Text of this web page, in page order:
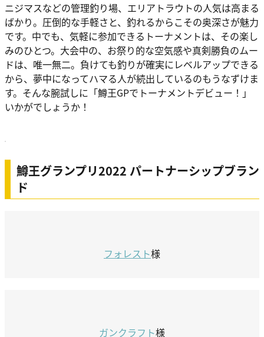
ニジマスなどの管理釣り場、エリアトラウトの人気は高まる
ばかり。圧倒的な手軽さと、釣れるからこその奥深さが魅力
です。中でも、気軽に参加できるトーナメントは、その楽し
みのひとつ。大会中の、お祭り的な空気感や真剣勝負のムー
ドは、唯一無二。負けても釣りが確実にレベルアップできる
から、夢中になってハマる人が続出しているのもうなずけま
す。そんな腕試しに「鱒王GPでトーナメントデビュー！」
いかがでしょうか！
鱒王グランプリ2022 パートナーシップブラン
ド
フォレスト様
ガンクラフト様